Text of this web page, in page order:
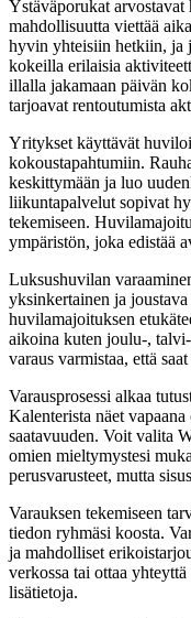
Ystäväporukat
mahdollisuutta viettää
hyvin yhteisiin hetkiin, ja
kokeilla erilaisia
illalla jakamaan päivän
tarjoavat rentoutumista
Yritykset käyttävät
kokoustapahtumiin.
keskittymään ja luo
liikuntapalvelut sopivat
tekemiseen.
ympäristön, joka edistää
Luksushuvilan
yksinkertainen ja joustava
huvilamajoituksen
aikoina kuten joulu-,
varaus varmistaa, että
Varausprosessi alkaa
Kalenterista näet
saatavuuden. Voit valita
omien mieltymystesi
perusvarusteet, mutta
Varauksen tekemiseen
tiedon ryhmäsi koosta.
ja mahdolliset
verkossa tai ottaa
lisätietoja.